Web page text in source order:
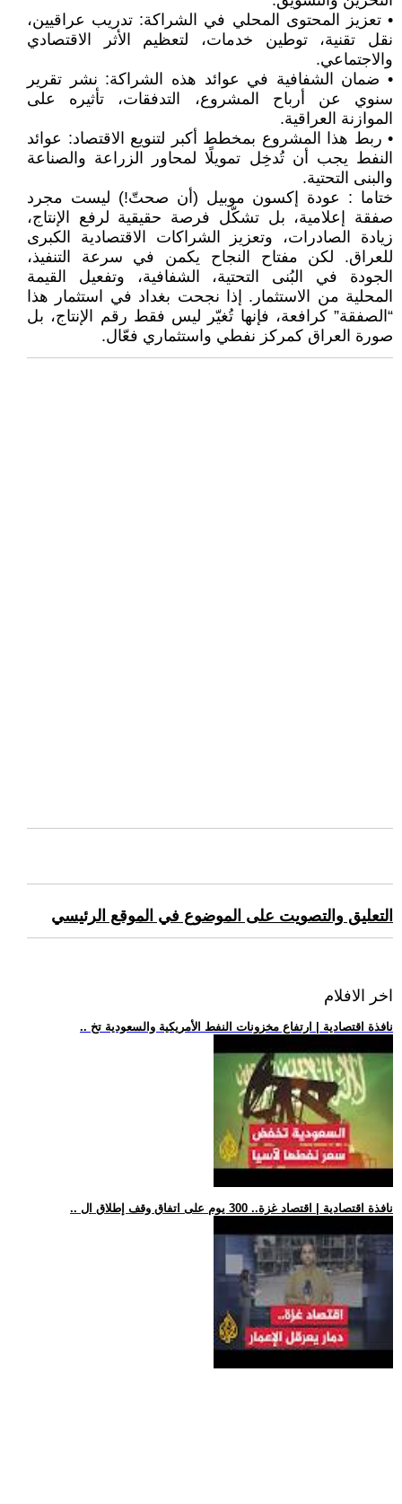
• تعزيز المحتوى المحلي في الشراكة: تدريب عراقيين،
نقل تقنية، توطين خدمات، لتعظيم الأثر الاقتصادي
والاجتماعي.
• ضمان الشفافية في عوائد هذه الشراكة: نشر تقرير
سنوي عن أرباح المشروع، التدفقات، تأثيره على
الموازنة العراقية.
• ربط هذا المشروع بمخطط أكبر لتنويع الاقتصاد: عوائد
النفط يجب أن تُدخِل تمويلًا لمحاور الزراعة والصناعة
والبنى التحتية.
ختاما : عودة إكسون موبيل (أن صحتّ!) ليست مجرد
صفقة إعلامية، بل تشكّل فرصة حقيقية لرفع الإنتاج،
زيادة الصادرات، وتعزيز الشراكات الاقتصادية الكبرى
للعراق. لكن مفتاح النجاح يكمن في سرعة التنفيذ،
الجودة في البُنى التحتية، الشفافية، وتفعيل القيمة
المحلية من الاستثمار. إذا نجحت بغداد في استثمار هذا
“الصفقة” كرافعة، فإنها تُغيّر ليس فقط رقم الإنتاج، بل
صورة العراق كمركز نفطي واستثماري فعّال.
التعليق والتصويت على الموضوع في الموقع الرئيسي
اخر الافلام
.. نافذة اقتصادية | ارتفاع مخزونات النفط الأمريكية والسعودية تخ
.. نافذة اقتصادية | اقتصاد غزة.. 300 يوم على اتفاق وقف إطلاق ال